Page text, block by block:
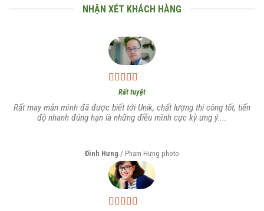
NHẬN XÉT KHÁCH HÀNG
Rất tuyệt
Rất may mắn mình đã được biết tới Unik, chất lượng thi công tốt, tiến
độ nhanh đúng hạn là những điều mình cực kỳ ưng ý....
Đình Hưng / Phạm Hưng photo